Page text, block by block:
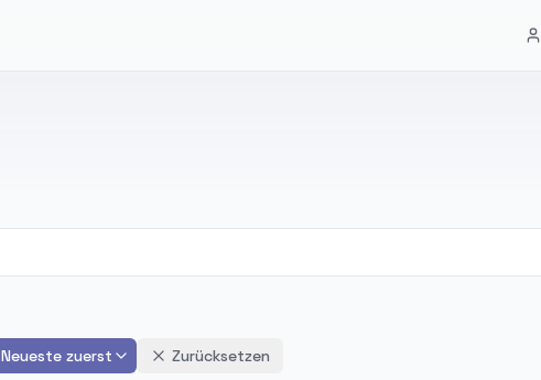
Neueste zuerst Zurücksetzen